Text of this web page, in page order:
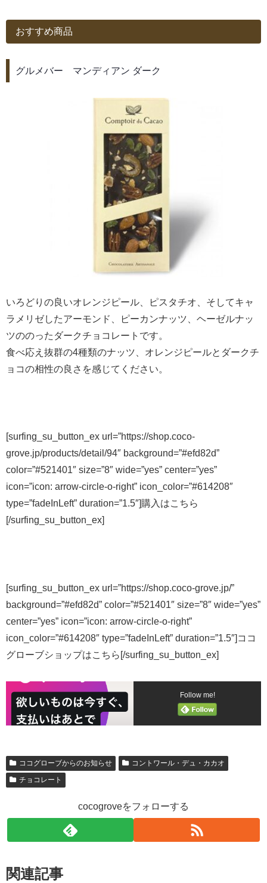
おすすめ商品
グルメバー マンディアン ダーク
いろどりの良いオレンジピール、ピスタチオ、そしてキャ
ラメリゼしたアーモンド、ピーカンナッツ、ヘーゼルナッ
ツののったダークチョコレートです。
食べ応え抜群の4種類のナッツ、オレンジピールとダークチ
ョコの相性の良さを感じてください。
[surfing_su_button_ex url=”https://shop.coco-
grove.jp/products/detail/94″ background=”#efd82d”
color=”#521401″ size=”8″ wide=”yes” center=”yes”
icon=”icon: arrow-circle-o-right” icon_color=”#614208″
type=”fadeInLeft” duration=”1.5″]購入はこちら
[/surfing_su_button_ex]
[surfing_su_button_ex url=”https://shop.coco-grove.jp/”
background=”#efd82d” color=”#521401″ size=”8″ wide=”yes”
center=”yes” icon=”icon: arrow-circle-o-right”
icon_color=”#614208″ type=”fadeInLeft” duration=”1.5″]ココ
グローブショップはこちら[/surfing_su_button_ex]
Follow me!
ココグローブからのお知らせ
コントワール・デュ・カカオ
チョコレート
cocogroveをフォローする
関連記事